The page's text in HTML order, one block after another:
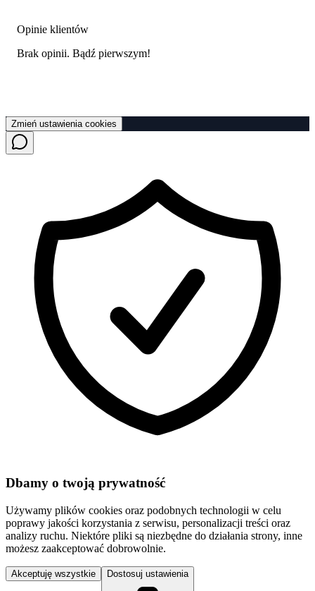
Opinie klientów
Brak opinii. Bądź pierwszym!
Zmień ustawienia cookies
Dbamy o twoją prywatność
Używamy plików cookies oraz podobnych technologii w celu
poprawy jakości korzystania z serwisu, personalizacji treści oraz
analizy ruchu. Niektóre pliki są niezbędne do działania strony, inne
możesz zaakceptować dobrowolnie.
Akceptuję wszystkie Dostosuj ustawienia